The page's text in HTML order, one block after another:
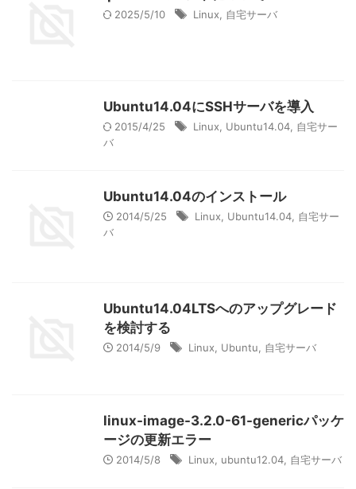
2025/5/10 Linux 自宅サーバ
Ubuntu14.04にSSHサーバを導入
2015/4/25 Linux Ubuntu14.04 自宅サー
バ
Ubuntu14.04のインストール
2014/5/25 Linux Ubuntu14.04 自宅サー
バ
Ubuntu14.04LTSへのアップグレード
を検討する
2014/5/9 Linux Ubuntu 自宅サーバ
linux-image-3.2.0-61-genericパッケ
ージの更新エラー
2014/5/8 Linux ubuntu12.04 自宅サーバ